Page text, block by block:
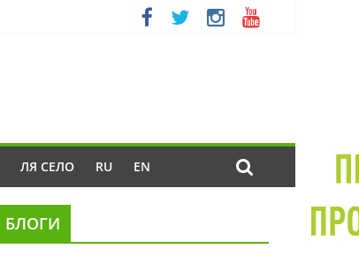
ЛЯ СЕЛО RU EN
БЛОГИ